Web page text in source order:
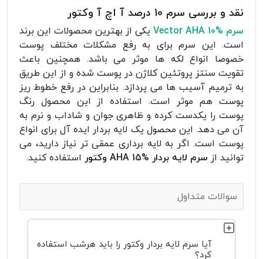
نقد و بررسی سرم 10 درصد آ اچ آ وکتور
سرم Vector AHA 10%
یکی از بهترین محصولات این برند
است. این سرم برای به رفع مشکلات مختلف پوست
خصوصا انواع لکه ها موثر می باشد. همچنین باعث
تقویت سنتز پروتئین کلاژن در پوست شده و از این طریق
به ترمیم آسیب ها می پردازد. بنابراین در رفع خطوط ریز
پوست هم موثر است. استفاده از این محصول رنگ
پوست را یکدست کرده و ظاهری جوان و شاداب و نرم به
آن می دهد. این محصول یک لایه بردار ایده آل برای انواع
پوست است. اگر به لایه برداری عمقی تر نیاز دارید، می
توانید از سرم لایه بردار %15 AHA وکتور استفاده کنید.
سوالات متداول
آیا سرم لایه بردار وکتور را باید هرشب استفاده
کرد؟